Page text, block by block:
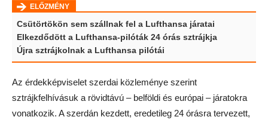
ELŐZMÉNY
Csütörtökön sem szállnak fel a Lufthansa járatai
Elkezdődött a Lufthansa-pilóták 24 órás sztrájkja
Újra sztrájkolnak a Lufthansa pilótái
Az érdekképviselet szerdai közleménye szerint
sztrájkfelhívásuk a rövidtávú – belföldi és európai – járatokra
vonatkozik. A szerdán kezdett, eredetileg 24 órásra tervezett,